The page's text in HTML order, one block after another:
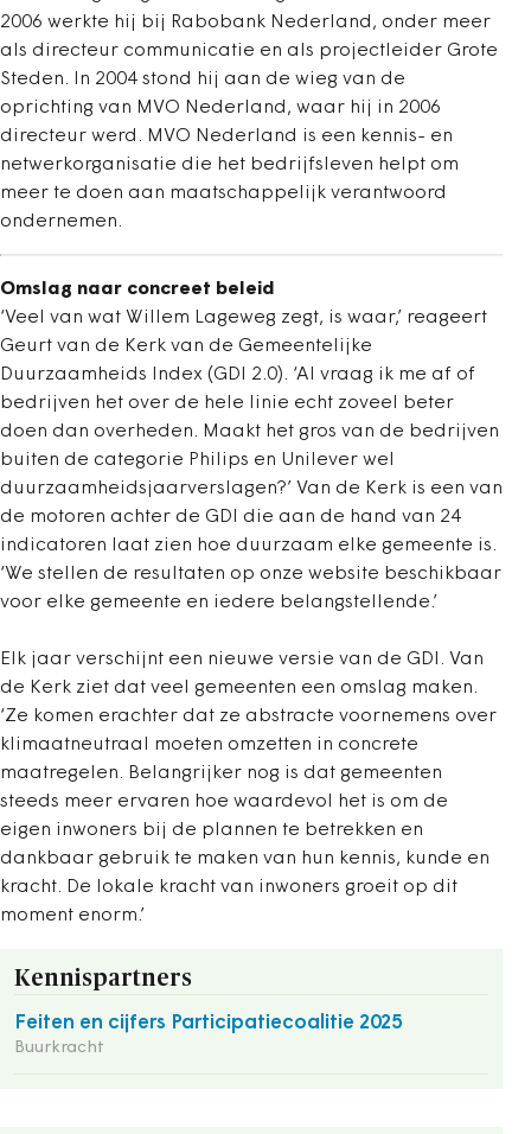
2006 werkte hij bij Rabobank Nederland, onder meer
als directeur communicatie en als projectleider Grote
Steden. In 2004 stond hij aan de wieg van de
oprichting van MVO Nederland, waar hij in 2006
directeur werd. MVO Nederland is een kennis- en
netwerkorganisatie die het bedrijfsleven helpt om
meer te doen aan maatschappelijk verantwoord
ondernemen.
Omslag naar concreet beleid
‘Veel van wat Willem Lageweg zegt, is waar,’ reageert
Geurt van de Kerk van de Gemeentelijke
Duurzaamheids Index (GDI 2.0). ‘Al vraag ik me af of
bedrijven het over de hele linie echt zoveel beter
doen dan overheden. Maakt het gros van de bedrijven
buiten de categorie Philips en Unilever wel
duurzaamheidsjaarverslagen?’ Van de Kerk is een van
de motoren achter de GDI die aan de hand van 24
indicatoren laat zien hoe duurzaam elke gemeente is.
‘We stellen de resultaten op onze website beschikbaar
voor elke gemeente en iedere belangstellende.’
Elk jaar verschijnt een nieuwe versie van de GDI. Van
de Kerk ziet dat veel gemeenten een omslag maken.
‘Ze komen erachter dat ze abstracte voornemens over
klimaatneutraal moeten omzetten in concrete
maatregelen. Belangrijker nog is dat gemeenten
steeds meer ervaren hoe waardevol het is om de
eigen inwoners bij de plannen te betrekken en
dankbaar gebruik te maken van hun kennis, kunde en
kracht. De lokale kracht van inwoners groeit op dit
moment enorm.’
Kennispartners
Feiten en cijfers Participatiecoalitie 2025
Buurkracht